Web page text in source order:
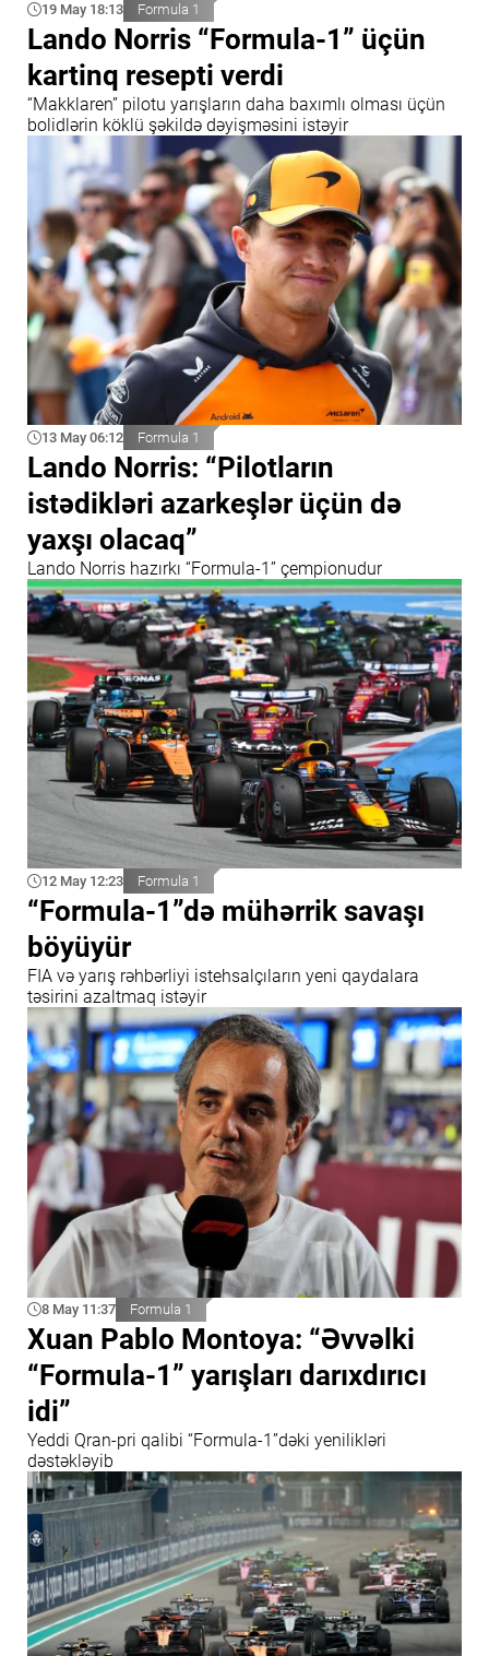
19 May 18:13 Formula 1
Lando Norris “Formula-1” üçün
kartinq resepti verdi
“Makklaren” pilotu yarışların daha baxımlı olması üçün
bolidlərin köklü şəkildə dəyişməsini istəyir
13 May 06:12 Formula 1
Lando Norris: “Pilotların
istədikləri azarkeşlər üçün də
yaxşı olacaq”
Lando Norris hazırkı “Formula-1” çempionudur
12 May 12:23 Formula 1
“Formula-1”də mühərrik savaşı
böyüyür
FIA və yarış rəhbərliyi istehsalçıların yeni qaydalara
təsirini azaltmaq istəyir
8 May 11:37 Formula 1
Xuan Pablo Montoya: “Əvvəlki
“Formula-1” yarışları darıxdırıcı
idi”
Yeddi Qran-pri qalibi “Formula-1”dəki yenilikləri
dəstəkləyib